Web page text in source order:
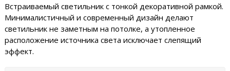
Встраиваемый светильник с тонкой декоративной рамкой.
Минималистичный и современный дизайн делают
светильник не заметным на потолке, а утопленное
расположение источника света исключает слепящий
эффект.